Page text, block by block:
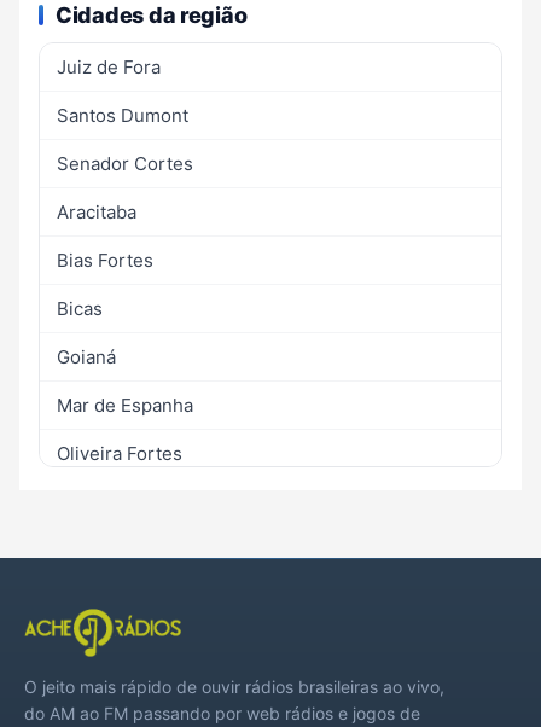
Cidades da região
Juiz de Fora
Santos Dumont
Senador Cortes
Aracitaba
Bias Fortes
Bicas
Goianá
Mar de Espanha
Oliveira Fortes
O jeito mais rápido de ouvir rádios brasileiras ao vivo,
do AM ao FM passando por web rádios e jogos de